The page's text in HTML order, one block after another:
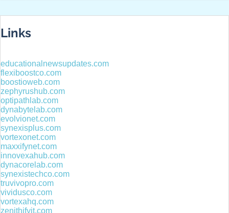
Links
educationalnewsupdates.com
flexiboostco.com
boostioweb.com
zephyrushub.com
optipathlab.com
dynabytelab.com
evolvionet.com
synexisplus.com
vortexonet.com
maxxifynet.com
innovexahub.com
dynacorelab.com
synexistechco.com
truvivopro.com
vividusco.com
vortexahq.com
zenithifyit.com